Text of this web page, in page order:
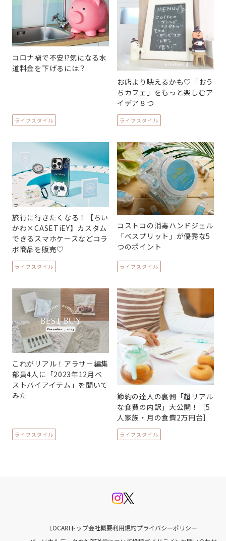
コロナ禍で不安!?気になる水
道料金を下げるには？
ライフスタイル
お店より映えるかも♡「おう
ちカフェ」をもっと楽しむア
イデア８つ
ライフスタイル
旅行に行きたくなる！【ちい
かわ×CASETiEY】カスタム
できるスマホケースなどコラ
ボ商品を販売♡
ライフスタイル
コストコの消毒ハンドジェル
「べスプリット」が優秀な5
つのポイント
ライフスタイル
これがリアル！アラサー編集
部員4人に「2023年12月ベ
ストバイアイテム」を聞いて
みた
ライフスタイル
節約の達人の裏側「超リアル
な食費の内訳」大公開！［5
人家族・月の食費2万円台］
ライフスタイル
LOCARIトップ会社概要利用規約プライバシーポリシー